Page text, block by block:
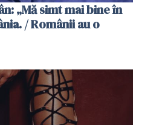
„Mă simt mai bine în
/ Românii au o